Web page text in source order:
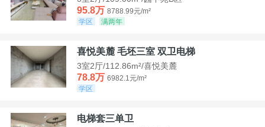
95.8万 8788.99元/m²
学区
满两年
喜悦美麓 毛坯三室 双卫电梯
3室2厅/112.86m²/喜悦美麓
78.8万 6982.1元/m²
学区
电梯套三单卫